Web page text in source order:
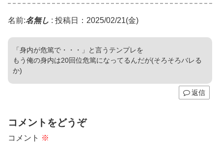
名前:名無し : 投稿日：2025/02/21(金)
「身内が危篤で・・・」と言うテンプレを
もう俺の身内は20回位危篤になってるんだが(そろそろバレる
か)
返信
コメントをどうぞ
コメント ※